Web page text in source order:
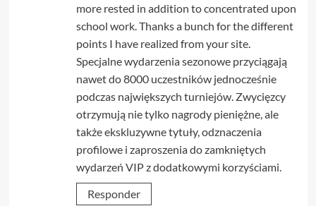
more rested in addition to concentrated upon
school work. Thanks a bunch for the different
points I have realized from your site.
Specjalne wydarzenia sezonowe przyciągają
nawet do 8000 uczestników jednocześnie
podczas największych turniejów. Zwycięzcy
otrzymują nie tylko nagrody pieniężne, ale
także ekskluzywne tytuły, odznaczenia
profilowe i zaproszenia do zamkniętych
wydarzeń VIP z dodatkowymi korzyściami.
Responder